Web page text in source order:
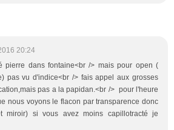
20:24
pierre dans fontaine<br /> mais pour open (
pas vu d'indice<br /> fais appel aux grosses
pas a la papidan.<br /> pour l'heure
nous voyons le flacon par transparence donc
miroir) si vous avez moins capillotracté je